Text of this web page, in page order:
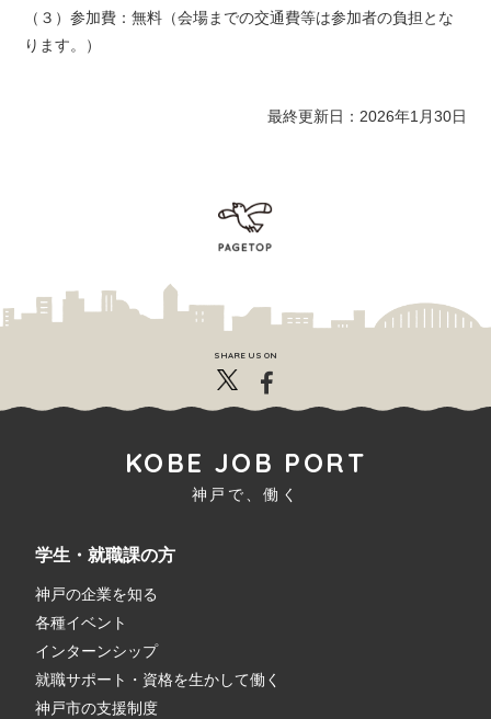
（３）参加費：無料（会場までの交通費等は参加者の負担とな
ります。）
最終更新日：2026年1月30日
SHARE US ON
KOBE JOB PORT
神戸で、働く
学生・就職課の方
神戸の企業を知る
各種イベント
インターンシップ
就職サポート・資格を生かして働く
神戸市の支援制度